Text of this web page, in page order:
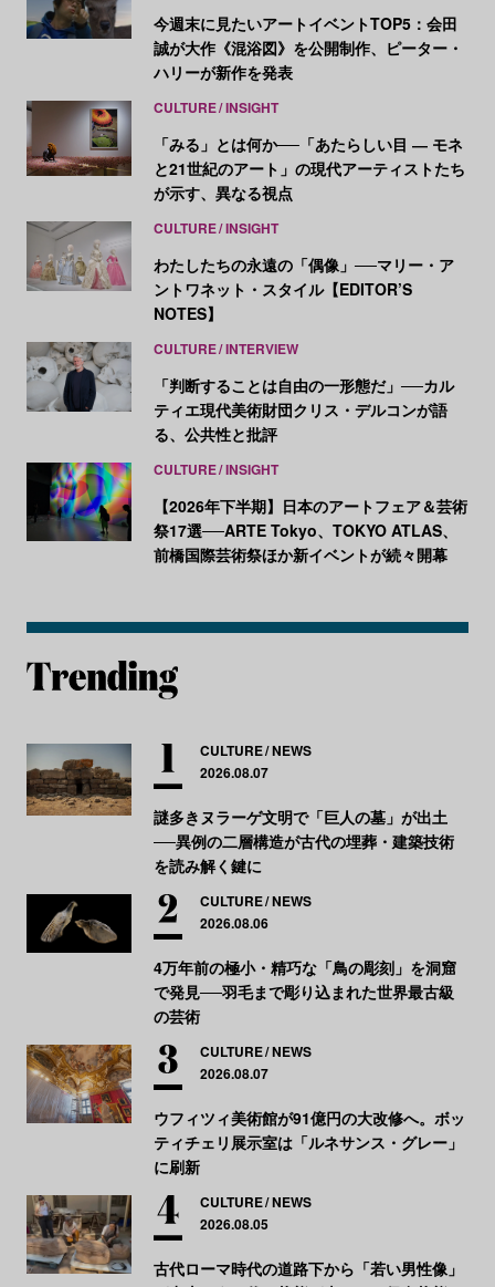
今週末に見たいアートイベントTOP5：会田
誠が大作《混浴図》を公開制作、ピーター・
ハリーが新作を発表
CULTURE INSIGHT
「みる」とは何か──「あたらしい目 ― モネ
と21世紀のアート」の現代アーティストたち
が示す、異なる視点
CULTURE INSIGHT
わたしたちの永遠の「偶像」──マリー・ア
ントワネット・スタイル【EDITOR’S
NOTES】
CULTURE INTERVIEW
「判断することは自由の一形態だ」──カル
ティエ現代美術財団クリス・デルコンが語
る、公共性と批評
CULTURE INSIGHT
【2026年下半期】日本のアートフェア＆芸術
祭17選──ARTE Tokyo、TOKYO ATLAS、
前橋国際芸術祭ほか新イベントが続々開幕
CULTURE NEWS
2026.08.07
謎多きヌラーゲ文明で「巨人の墓」が出土
──異例の二層構造が古代の埋葬・建築技術
を読み解く鍵に
CULTURE NEWS
2026.08.06
4万年前の極小・精巧な「鳥の彫刻」を洞窟
で発見──羽毛まで彫り込まれた世界最古級
の芸術
CULTURE NEWS
2026.08.07
ウフィツィ美術館が91億円の大改修へ。ボッ
ティチェリ展示室は「ルネサンス・グレー」
に刷新
CULTURE NEWS
2026.08.05
古代ローマ時代の道路下から「若い男性像」